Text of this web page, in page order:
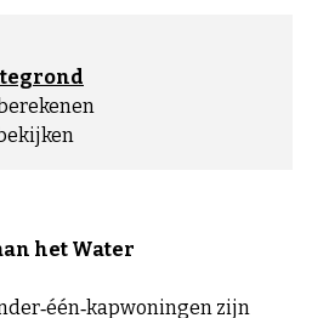
het Water
zijn